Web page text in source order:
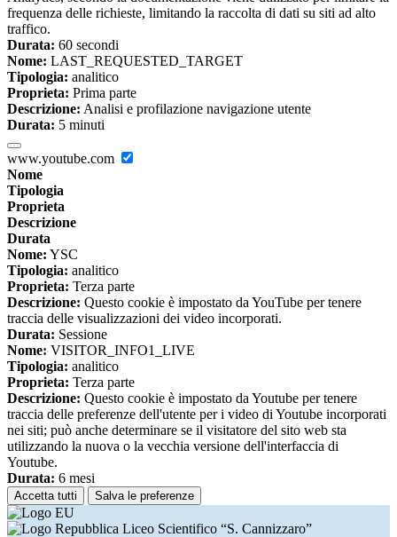
frequenza delle richieste, limitando la raccolta di dati su siti ad alto
traffico.
Durata: 60 secondi
Nome: LAST_REQUESTED_TARGET
Tipologia: analitico
Proprieta: Prima parte
Descrizione: Analisi e profilazione navigazione utente
Durata: 5 minuti
www.youtube.com
Nome
Tipologia
Proprieta
Descrizione
Durata
Nome: YSC
Tipologia: analitico
Proprieta: Terza parte
Descrizione: Questo cookie è impostato da YouTube per tenere
traccia delle visualizzazioni dei video incorporati.
Durata: Sessione
Nome: VISITOR_INFO1_LIVE
Tipologia: analitico
Proprieta: Terza parte
Descrizione: Questo cookie è impostato da Youtube per tenere
traccia delle preferenze dell'utente per i video di Youtube incorporati
nei siti; può anche determinare se il visitatore del sito web sta
utilizzando la nuova o la vecchia versione dell'interfaccia di
Youtube.
Durata: 6 mesi
Accetta tutti Salva le preferenze
Liceo Scientifico “S. Cannizzaro”